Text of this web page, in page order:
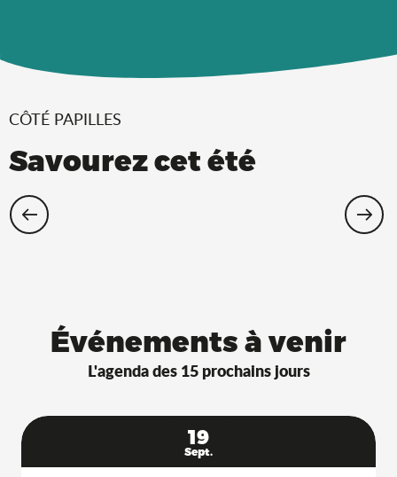
CÔTÉ PAPILLES
Savourez cet été
terrasse à l’ombre !
Événements à venir
L'agenda des 15 prochains jours
19
Sept.